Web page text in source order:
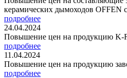
керамических дымоходов OFFEN
подробнее
24.04.2024
Повышение цен на продукцию K-
подробнее
11.04.2024
Повышение цен на продукцию
подробнее